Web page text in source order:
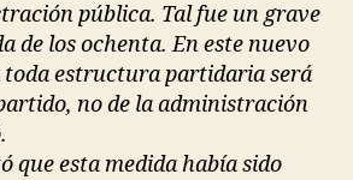
pública. Tal fue un grave
de los ochenta. En este nuevo
estructura partidaria será
no de la administración
que esta medida había sido